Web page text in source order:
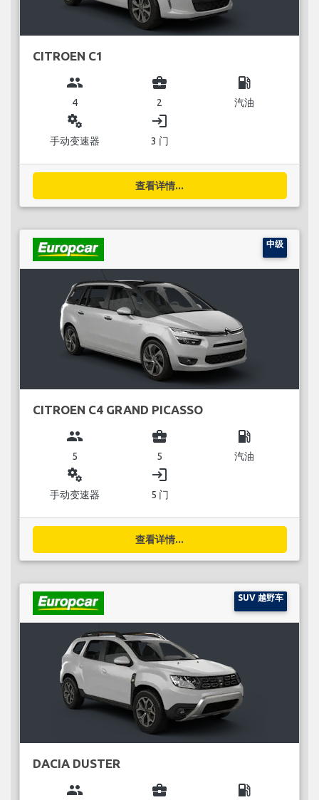
CITROEN C1
group
4
business_center
2
local_gas_station
汽油
miscellaneous_services
手动变速器
login
3 门
查看详情...
中级
CITROEN C4 GRAND PICASSO
group
5
business_center
5
local_gas_station
汽油
miscellaneous_services
手动变速器
login
5 门
查看详情...
SUV 越野车
DACIA DUSTER
group business_center local_gas_station